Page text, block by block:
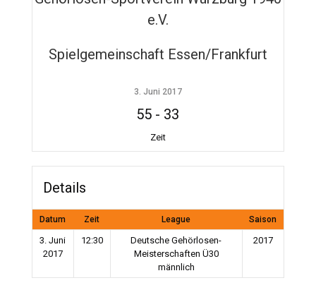
e.V.
Spielgemeinschaft Essen/Frankfurt
3. Juni 2017
55 - 33
Zeit
Details
Datum Zeit League Saison
3. Juni
2017
12:30
Deutsche Gehörlosen-
Meisterschaften Ü30
männlich
2017